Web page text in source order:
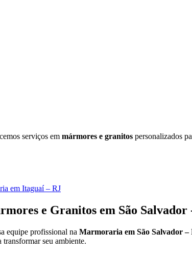
serviços em mármores e granitos personalizados
em Itaguaí – RJ
e Granitos em São
equipe profissional na Marmoraria em São Salvador –
seu ambiente.